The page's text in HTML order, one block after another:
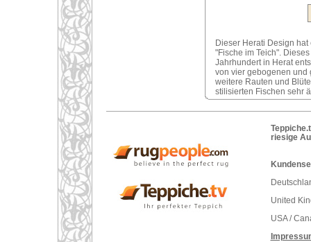
Dieser Herati Design
"Fische im Teich".
Jahrhundert in Herat
von vier gebogenen und
weitere Rauten und
stilisierten Fischen sehr
riesige
United
USA /